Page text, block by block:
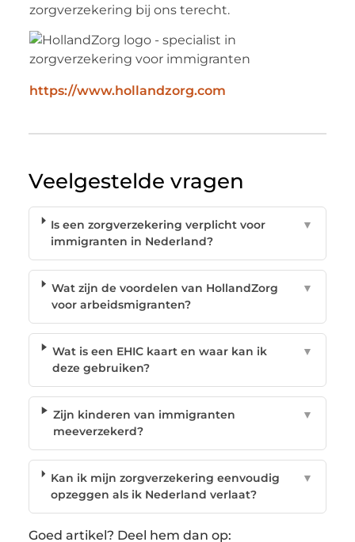
zorgverzekering bij ons terecht.
https://www.hollandzorg.com
Veelgestelde vragen
Is een zorgverzekering verplicht voor
immigranten in Nederland?
▼
Wat zijn de voordelen van HollandZorg
voor arbeidsmigranten?
▼
Wat is een EHIC kaart en waar kan ik
deze gebruiken?
▼
Zijn kinderen van immigranten
meeverzekerd?
▼
Kan ik mijn zorgverzekering eenvoudig
opzeggen als ik Nederland verlaat?
▼
Goed artikel? Deel hem dan op: